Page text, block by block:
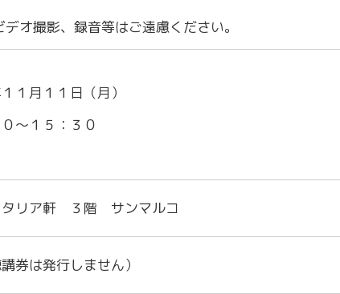
オ撮影、録音等はご遠慮ください。
１月１１日（月）
～１５：３０
タリア軒 ３階 サンマルコ
券は発行しません）